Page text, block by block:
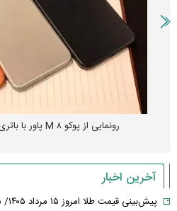
چین از بمب افکن H-۶N با موشک هسته‌ای رونمایی کرد
آخرین اخبار
پیش‌بینی قیمت طلا امروز ۱۵ مرداد ۱۴۰۵/ شوک به قیمت طلا